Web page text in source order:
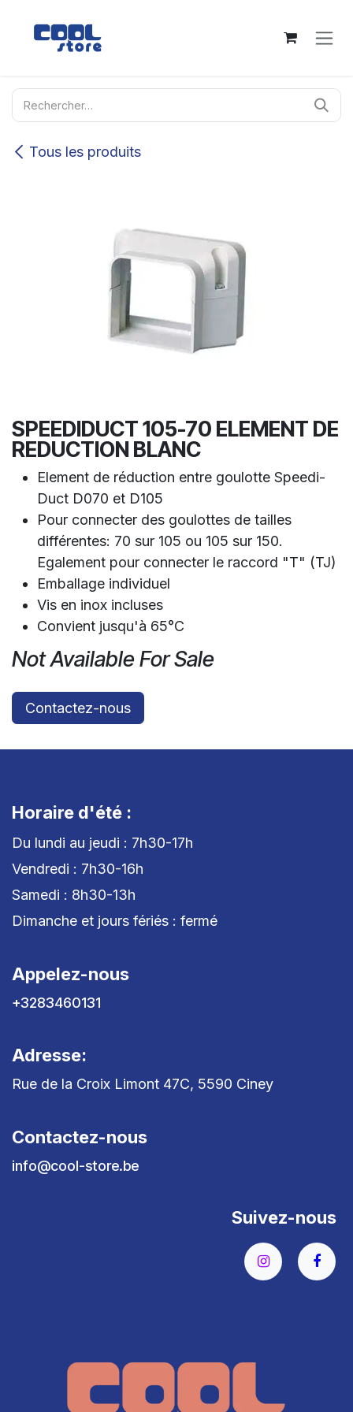
Tous les produits
SPEEDIDUCT 105-70 ELEMENT DE
REDUCTION BLANC
Element de réduction entre goulotte Speedi-
Duct D070 et D105
Pour connecter des goulottes de tailles
différentes: 70 sur 105 ou 105 sur 150.
Egalement pour connecter le raccord "T" (TJ)
Emballage individuel
Vis en inox incluses
Convient jusqu'à 65°C
Not Available For Sale
Contactez-nous
Horaire d'été :
Du lundi au jeudi : 7h30-17h
Vendredi : 7h30-16h
Samedi : 8h30-13h
Dimanche et jours fériés : fermé
Appelez-nous
+3283460131
Adresse:
Rue de la Croix Limont 47C, 5590 Ciney
Contactez-nous
info@cool-store.be
Suivez-nous